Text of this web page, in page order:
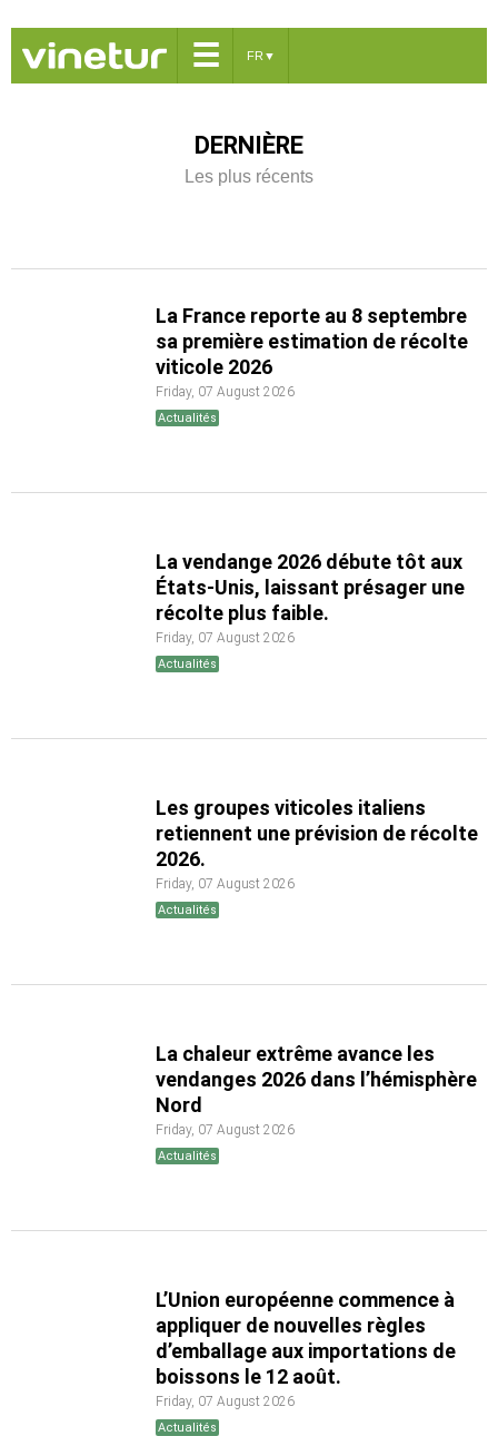
☰ FR ▼
DERNIÈRE
Les plus récents
La France reporte au 8 septembre
sa première estimation de récolte
viticole 2026
Friday, 07 August 2026
Actualités
La vendange 2026 débute tôt aux
États-Unis, laissant présager une
récolte plus faible.
Friday, 07 August 2026
Actualités
Les groupes viticoles italiens
retiennent une prévision de récolte
2026.
Friday, 07 August 2026
Actualités
La chaleur extrême avance les
vendanges 2026 dans l’hémisphère
Nord
Friday, 07 August 2026
Actualités
L’Union européenne commence à
appliquer de nouvelles règles
d’emballage aux importations de
boissons le 12 août.
Friday, 07 August 2026
Actualités